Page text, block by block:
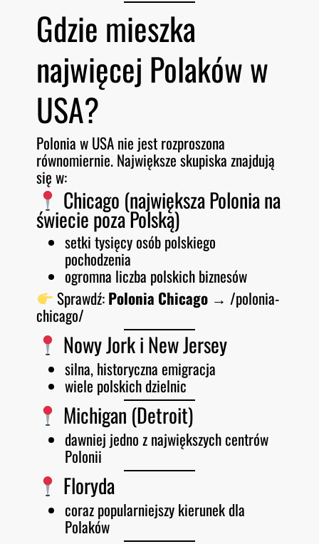
Gdzie mieszka
najwięcej Polaków w
USA?
Polonia w USA nie jest rozproszona
równomiernie. Największe skupiska znajdują
się w:
Chicago (największa Polonia na
świecie poza Polską)
setki tysięcy osób polskiego
pochodzenia
ogromna liczba polskich biznesów
Sprawdź:Polonia Chicago→ /polonia-
chicago/
Nowy Jork i New Jersey
silna, historyczna emigracja
wiele polskich dzielnic
Michigan (Detroit)
dawniej jedno z największych centrów
Polonii
Floryda
coraz popularniejszy kierunek dla
Polaków